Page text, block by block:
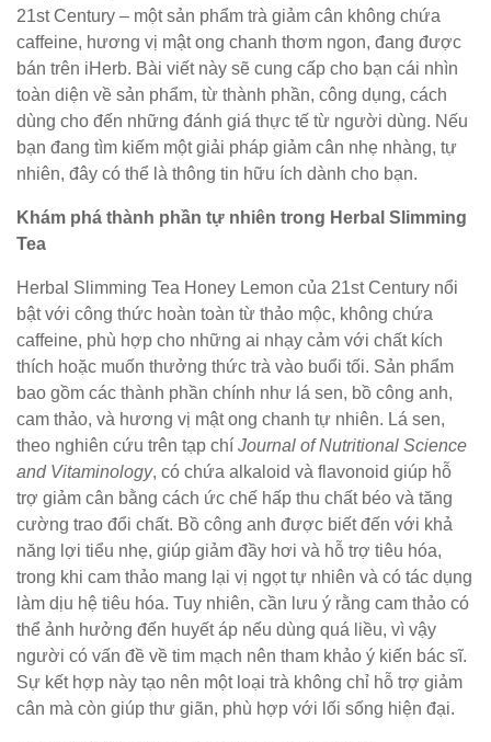
21st Century – một sản phẩm trà giảm cân không chứa
caffeine, hương vị mật ong chanh thơm ngon, đang được
bán trên iHerb. Bài viết này sẽ cung cấp cho bạn cái nhìn
toàn diện về sản phẩm, từ thành phần, công dụng, cách
dùng cho đến những đánh giá thực tế từ người dùng. Nếu
bạn đang tìm kiếm một giải pháp giảm cân nhẹ nhàng, tự
nhiên, đây có thể là thông tin hữu ích dành cho bạn.
Khám phá thành phần tự nhiên trong Herbal Slimming
Tea
Herbal Slimming Tea Honey Lemon của 21st Century nổi
bật với công thức hoàn toàn từ thảo mộc, không chứa
caffeine, phù hợp cho những ai nhạy cảm với chất kích
thích hoặc muốn thưởng thức trà vào buổi tối. Sản phẩm
bao gồm các thành phần chính như lá sen, bồ công anh,
cam thảo, và hương vị mật ong chanh tự nhiên. Lá sen,
theo nghiên cứu trên tạp chí Journal of Nutritional Science
and Vitaminology, có chứa alkaloid và flavonoid giúp hỗ
trợ giảm cân bằng cách ức chế hấp thu chất béo và tăng
cường trao đổi chất. Bồ công anh được biết đến với khả
năng lợi tiểu nhẹ, giúp giảm đầy hơi và hỗ trợ tiêu hóa,
trong khi cam thảo mang lại vị ngọt tự nhiên và có tác dụng
làm dịu hệ tiêu hóa. Tuy nhiên, cần lưu ý rằng cam thảo có
thể ảnh hưởng đến huyết áp nếu dùng quá liều, vì vậy
người có vấn đề về tim mạch nên tham khảo ý kiến bác sĩ.
Sự kết hợp này tạo nên một loại trà không chỉ hỗ trợ giảm
cân mà còn giúp thư giãn, phù hợp với lối sống hiện đại.